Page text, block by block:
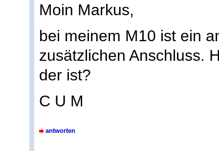
Moin Markus,
bei meinem M10 ist ein
zusätzlichen Anschluss.
der ist?
C U M
antworten